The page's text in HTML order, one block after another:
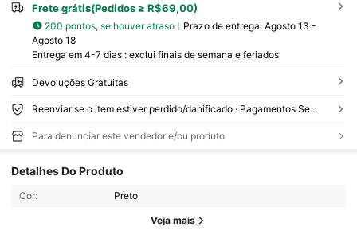
Frete grátis(Pedidos ≥ R$69,00)
200 pontos, se houver atraso Prazo de entrega: Agosto 13 -
Agosto 18
Entrega em 4-7 dias : exclui finais de semana e feriados
Devoluções Gratuitas
Reenviar se o item estiver perdido/danificado · Pagamentos Seguros · Proteção de privacidade
Para denunciar este vendedor e/ou produto
Detalhes Do Produto
Cor: Preto
Veja mais